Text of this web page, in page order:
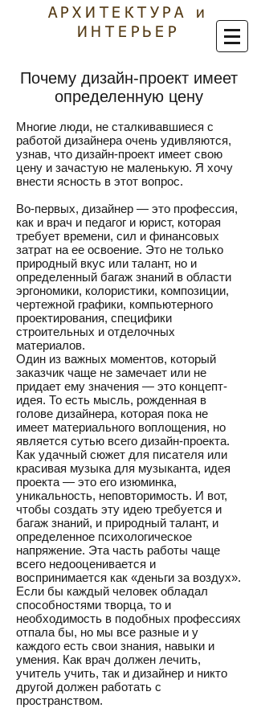
АРХИТЕКТУРА и
ИНТЕРЬЕР
Почему дизайн-проект имеет
определенную цену
Многие люди, не сталкивавшиеся с
работой дизайнера очень удивляются,
узнав, что дизайн-проект имеет свою
цену и зачастую не маленькую. Я хочу
внести ясность в этот вопрос.
Во-первых, дизайнер — это профессия,
как и врач и педагог и юрист, которая
требует времени, сил и финансовых
затрат на ее освоение. Это не только
природный вкус или талант, но и
определенный багаж знаний в области
эргономики, колористики, композиции,
чертежной графики, компьютерного
проектирования, специфики
строительных и отделочных
материалов.
Один из важных моментов, который
заказчик чаще не замечает или не
придает ему значения — это концепт-
идея. То есть мысль, рожденная в
голове дизайнера, которая пока не
имеет материального воплощения, но
является сутью всего дизайн-проекта.
Как удачный сюжет для писателя или
красивая музыка для музыканта, идея
проекта — это его изюминка,
уникальность, неповторимость. И вот,
чтобы создать эту идею требуется и
багаж знаний, и природный талант, и
определенное психологическое
напряжение. Эта часть работы чаще
всего недооценивается и
воспринимается как «деньги за воздух».
Если бы каждый человек обладал
способностями творца, то и
необходимость в подобных профессиях
отпала бы, но мы все разные и у
каждого есть свои знания, навыки и
умения. Как врач должен лечить,
учитель учить, так и дизайнер и никто
другой должен работать с
пространством.